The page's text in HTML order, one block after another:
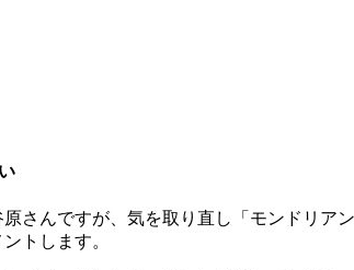
さんですが、気を取り直し「モンドリ
トします。